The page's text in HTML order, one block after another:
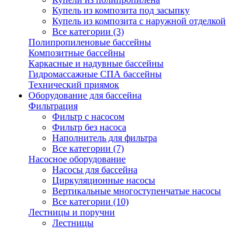
Купель из композита под засыпку
Купель из композита с наружной отделкой
Все категории (3)
Полипропиленовые бассейны
Композитные бассейны
Каркасные и надувные бассейны
Гидромассажные СПА бассейны
Технический приямок
Оборудование для бассейна
Фильтрация
Фильтр с насосом
Фильтр без насоса
Наполнитель для фильтра
Все категории (7)
Насосное оборудование
Насосы для бассейна
Циркуляционные насосы
Вертикальные многоступенчатые насосы
Все категории (10)
Лестницы и поручни
Лестницы